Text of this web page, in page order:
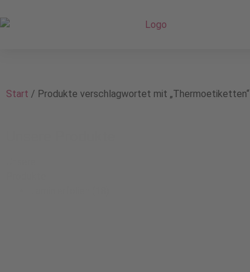
Start / Produkte verschlagwortet mit „Thermoetiketten“